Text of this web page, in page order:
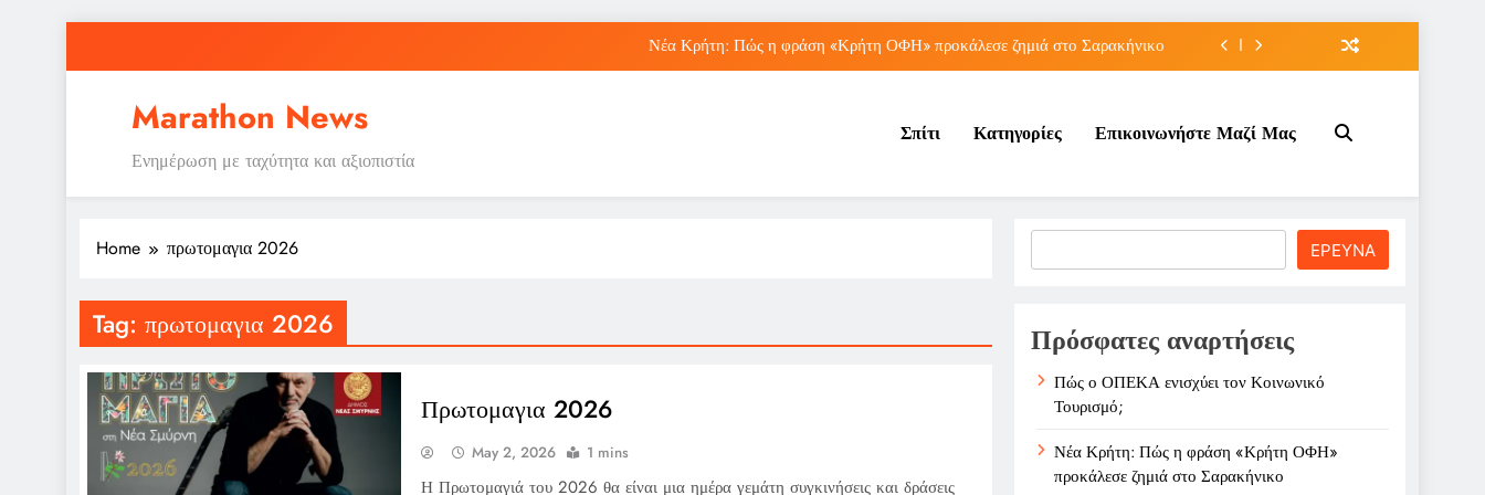
Νέα Κρήτη: Πώς η φράση «Κρήτη ΟΦΗ» προκάλεσε ζημιά στο Σαρακήνικο
Ιράκ: Ποιες είναι οι συνέπειες των εκπτώσεων πετρελαίου στο ;
Νέα Κρήτη: Πώς η φράση «Κρήτη ΟΦΗ» προκάλεσε ζημιά στο Σαρακήνικο
Μπέσσυ Αργυράκη: Ποια είναι η συμβουλή του γιου της για την καριέρα;
Marathon News
Ενημέρωση με ταχύτητα και αξιοπιστία
Σπίτι Κατηγορίες Επικοινωνήστε Μαζί Μας
Home πρωτομαγια 2026
Tag: πρωτομαγια 2026
Πρωτομαγια 2026
May 2, 2026 1 mins
Η Πρωτομαγιά του 2026 θα είναι μια ημέρα γεμάτη συγκινήσεις και δράσεις
ΕΡΕΥΝΑ
Πρόσφατες αναρτήσεις
Πώς ο ΟΠΕΚΑ ενισχύει τον Κοινωνικό
Τουρισμό;
Νέα Κρήτη: Πώς η φράση «Κρήτη ΟΦΗ»
προκάλεσε ζημιά στο Σαρακήνικο